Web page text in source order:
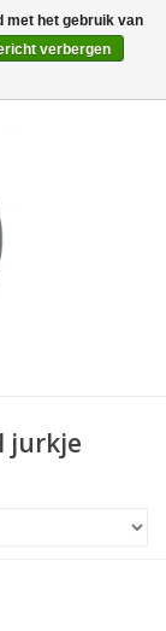
0 Artikelen - €0,00
jurkje
met het gebruik van
verbergen